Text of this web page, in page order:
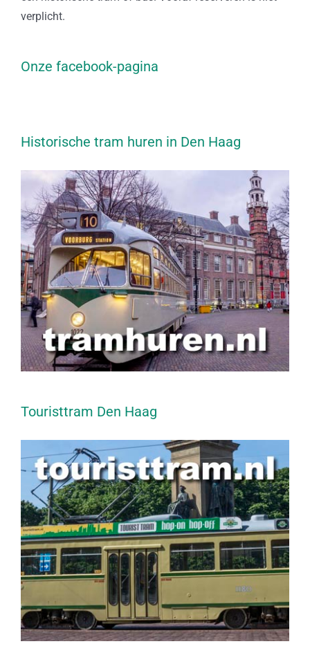
verplicht.
Onze facebook-pagina
Historische tram huren in Den Haag
Touristtram Den Haag